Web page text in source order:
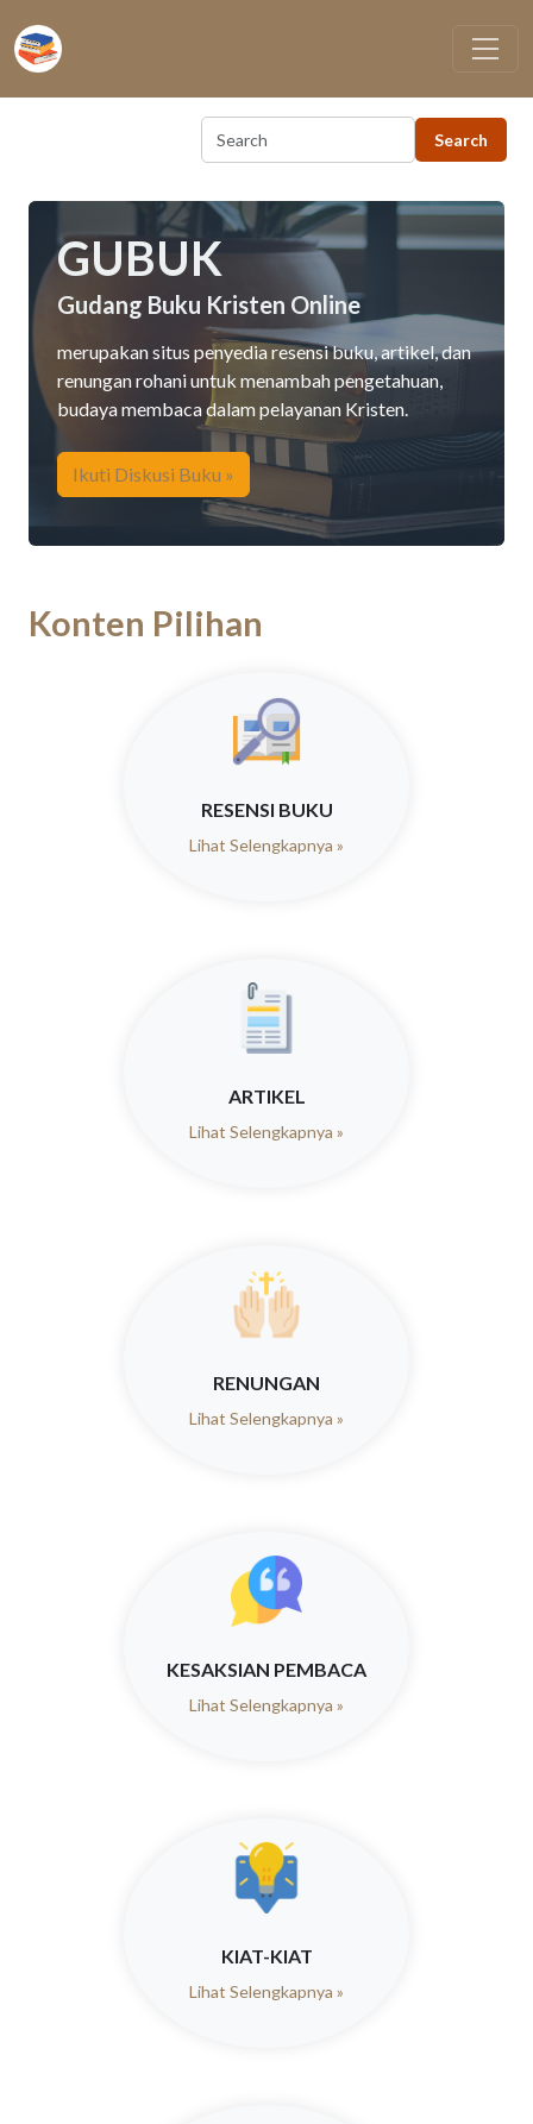
GUBUK
Gudang Buku Kristen Online
merupakan situs penyedia resensi buku, artikel, dan
renungan rohani untuk menambah pengetahuan,
budaya membaca dalam pelayanan Kristen.
Ikuti Diskusi Buku »
Konten Pilihan
RESENSI BUKU
Lihat Selengkapnya »
ARTIKEL
Lihat Selengkapnya »
RENUNGAN
Lihat Selengkapnya »
KESAKSIAN PEMBACA
Lihat Selengkapnya »
KIAT-KIAT
Lihat Selengkapnya »